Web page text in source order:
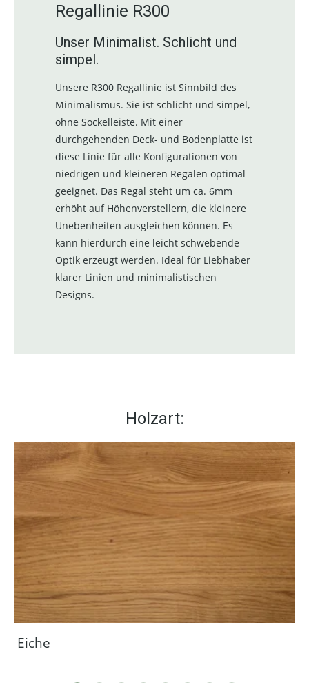
Regallinie R300
Unser Minimalist. Schlicht und
simpel.
Unsere R300 Regallinie ist Sinnbild des
Minimalismus. Sie ist schlicht und simpel,
ohne Sockelleiste. Mit einer
durchgehenden Deck- und Bodenplatte ist
diese Linie für alle Konfigurationen von
niedrigen und kleineren Regalen optimal
geeignet. Das Regal steht um ca. 6mm
erhöht auf Höhenverstellern, die kleinere
Unebenheiten ausgleichen können. Es
kann hierdurch eine leicht schwebende
Optik erzeugt werden. Ideal für Liebhaber
klarer Linien und minimalistischen
Designs.
Holzart:
Eiche